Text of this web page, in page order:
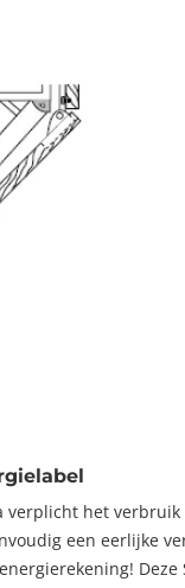
verplicht het
een eerlijke
Deze